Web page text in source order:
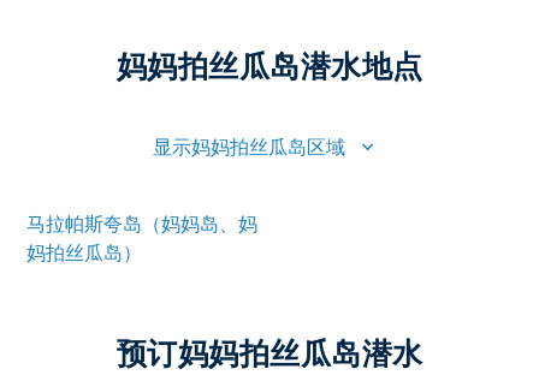
妈妈拍丝瓜岛潜水地点
显示妈妈拍丝瓜岛区域
马拉帕斯夸岛（妈妈岛、妈
妈拍丝瓜岛）
预订妈妈拍丝瓜岛潜水